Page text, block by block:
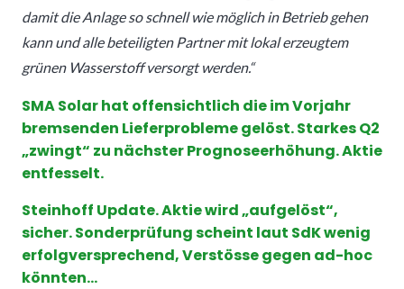
damit die Anlage so schnell wie möglich in Betrieb gehen
kann und alle beteiligten Partner mit lokal erzeugtem
grünen Wasserstoff versorgt werden.“
SMA Solar hat offensichtlich die im Vorjahr
bremsenden Lieferprobleme gelöst. Starkes Q2
„zwingt“ zu nächster Prognoseerhöhung. Aktie
entfesselt.
Steinhoff Update. Aktie wird „aufgelöst“,
sicher. Sonderprüfung scheint laut SdK wenig
erfolgversprechend, Verstösse gegen ad-hoc
könnten…